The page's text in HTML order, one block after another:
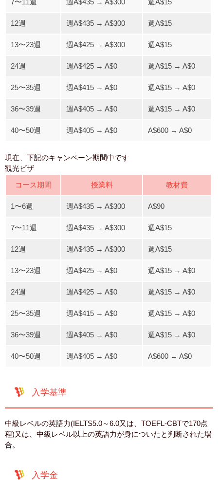
7〜11週 週A$435 → A$300 週A$15
12週 週A$435 → A$300 週A$15
13〜23週 週A$425 → A$300 週A$15
24週 週A$425 → A$0 週A$15 → A$0
25〜35週 週A$415 → A$0 週A$15 → A$0
36〜39週 週A$405 → A$0 週A$15 → A$0
40〜50週 週A$405 → A$0 A$600 → A$0
現在、下記のキャンペーン期間中です
観光ビザ
コース期間
授業料 教材費
1〜6週 週A$435 → A$300 A$90
7〜11週 週A$435 → A$300 週A$15
12週 週A$435 → A$300 週A$15
13〜23週 週A$425 → A$0 週A$15 → A$0
24週 週A$425 → A$0 週A$15 → A$0
25〜35週 週A$415 → A$0 週A$15 → A$0
36〜39週 週A$405 → A$0 週A$15 → A$0
40〜50週 週A$405 → A$0 A$600 → A$0
入学基準
中級レベルの英語力(IELTS5.0～6.0又は、TOEFL-CBTで170点
程)又は、中級レベル以上の英語力が身についたと判断された場
合。
入学金